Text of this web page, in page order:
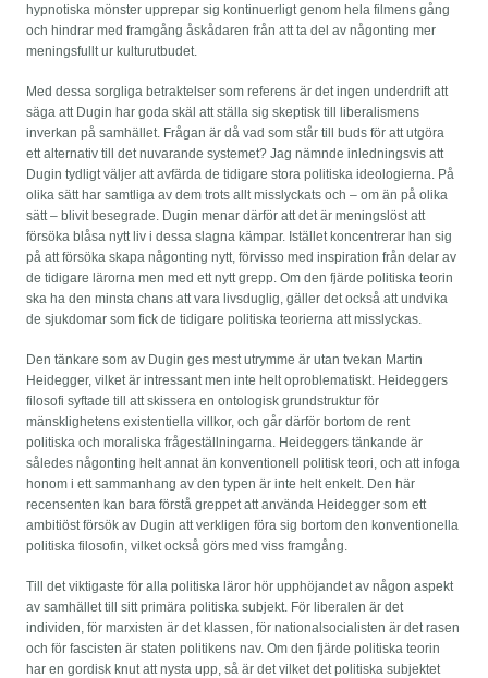
hypnotiska mönster upprepar sig kontinuerligt genom hela filmens gång
och hindrar med framgång åskådaren från att ta del av någonting mer
meningsfullt ur kulturutbudet.
Med dessa sorgliga betraktelser som referens är det ingen underdrift att
säga att Dugin har goda skäl att ställa sig skeptisk till liberalismens
inverkan på samhället. Frågan är då vad som står till buds för att utgöra
ett alternativ till det nuvarande systemet? Jag nämnde inledningsvis att
Dugin tydligt väljer att avfärda de tidigare stora politiska ideologierna. På
olika sätt har samtliga av dem trots allt misslyckats och – om än på olika
sätt – blivit besegrade. Dugin menar därför att det är meningslöst att
försöka blåsa nytt liv i dessa slagna kämpar. Istället koncentrerar han sig
på att försöka skapa någonting nytt, förvisso med inspiration från delar av
de tidigare lärorna men med ett nytt grepp. Om den fjärde politiska teorin
ska ha den minsta chans att vara livsduglig, gäller det också att undvika
de sjukdomar som fick de tidigare politiska teorierna att misslyckas.
Den tänkare som av Dugin ges mest utrymme är utan tvekan Martin
Heidegger, vilket är intressant men inte helt oproblematiskt. Heideggers
filosofi syftade till att skissera en ontologisk grundstruktur för
mänsklighetens existentiella villkor, och går därför bortom de rent
politiska och moraliska frågeställningarna. Heideggers tänkande är
således någonting helt annat än konventionell politisk teori, och att infoga
honom i ett sammanhang av den typen är inte helt enkelt. Den här
recensenten kan bara förstå greppet att använda Heidegger som ett
ambitiöst försök av Dugin att verkligen föra sig bortom den konventionella
politiska filosofin, vilket också görs med viss framgång.
Till det viktigaste för alla politiska läror hör upphöjandet av någon aspekt
av samhället till sitt primära politiska subjekt. För liberalen är det
individen, för marxisten är det klassen, för national­socialisten är det rasen
och för fascisten är staten politikens nav. Om den fjärde politiska teorin
har en gordisk knut att nysta upp, så är det vilket det politiska subjektet